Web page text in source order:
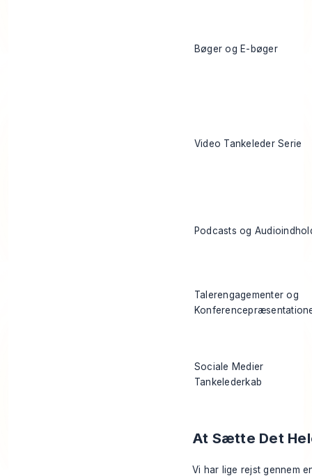
Bøger og E-bøger
Video Tankeleder Serie
Podcasts og
Talerengagementer og
Sociale Medier
Tankelederkab
At Sætte Det
Vi har lige rejst gennem